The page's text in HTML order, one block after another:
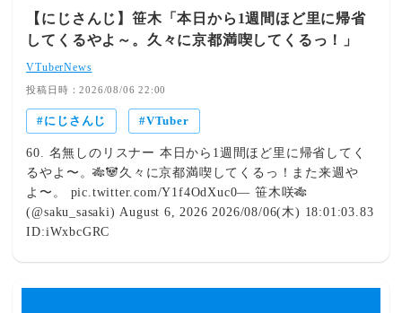
秋で圧巻の神宮大会優勝！丁寧な采配と歓喜の“姫”ムード
でファン熱狂 【にじ甲2026】1年目春から「オリジナル変
化球」上振れ!? 不破湊監督率いる「ギラギラホスト高校」
る宇佐美監督。難局での選択に頭を悩ませつつも、常に前
向きな熱量でチームを導く姿はまさに名将そのものです！
💬 リスナー・ファンの熱い反応 「どうしても運が絡む育
成だけど、上手くいかない所すら笑いに変えてくれるから
ほんとに毎回楽しんで見てます。3年目もファイト！！」
「最後の詰めに差し掛かってきて難しい選択が増えてきた
と思いますが、監督の目指す最高のチームが見れるのを楽
しみにしてます！！！」 「天才コンバート投手の☆カン
ストをにじ甲という舞台で見せてくれてありがと
う！！！！」 「大切に育てて来た選手達が、春甲を圧倒
出来るくらい実って来て、皆が躍動してる姿は嬉しいね
ー！️」 💭 Editor's View 宇佐美監督の配信は、勝利への執
とも目が離せません！コンバートや能力伸ばしなど、一つ
【にじさんじ】笹木「本日から1週間ほど里に帰省
してくるやよ～。久々に京都満喫してくるっ！」
VTuberNews
投稿日時：2026/08/06 22:00
にじさんじ VTuber
60. 名無しのリスナー 本日から1週間ほど里に帰省してく
るやよ〜。🎋🐼久々に京都満喫してくるっ！また来週や
よ〜。 pic.twitter.com/Y1f4OdXuc0— 笹木咲🎋
(@saku_sasaki) August 6, 2026 2026/08/06(木) 18:01:03.83
ID:iWxbcGRC